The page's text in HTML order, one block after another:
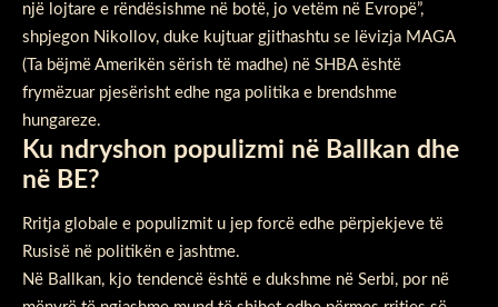
një lojtare e rëndësishme në botë, jo vetëm në Evropë”,
shpjegon Nikollov, duke kujtuar gjithashtu se lëvizja MAGA
(Ta bëjmë Amerikën sërish të madhe) në SHBA është
frymëzuar pjesërisht edhe nga politika e brendshme
hungareze.
Ku ndryshon populizmi në Ballkan dhe
në BE?
Rritja globale e populizmit u jep forcë edhe përpjekjeve të
Rusisë në politikën e jashtme.
Në Ballkan, kjo tendencë është e dukshme në Serbi, por në